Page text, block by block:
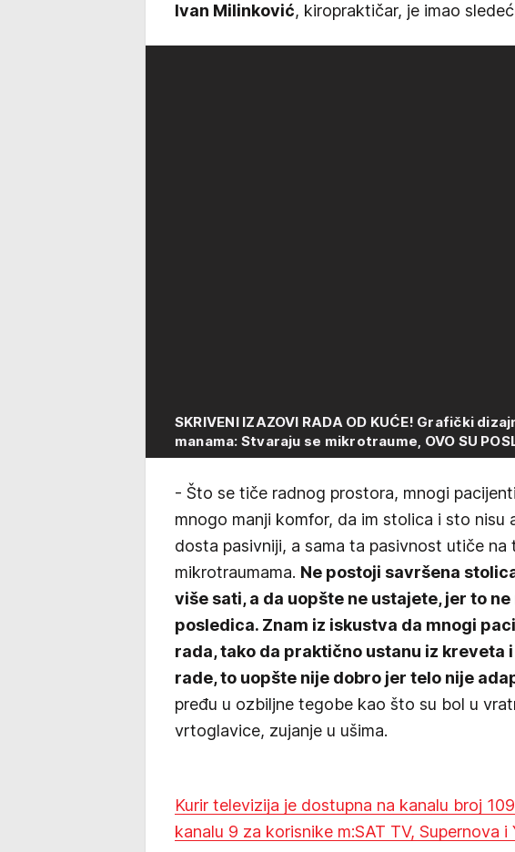
Ivan Milinković, kiropraktičar, je imao
SKRIVENI IZAZOVI RADA OD KUĆE! Grafički
manama: Stvaraju se mikrotraume, OVO SU
- Što se tiče radnog prostora, mnogi
mnogo manji komfor, da im stolica i sto nisu
dosta pasivniji, a sama ta pasivnost utiče
mikrotraumama. Ne postoji savršena
više sati, a da uopšte ne ustajete, jer to
posledica. Znam iz iskustva da mnogi
rada, tako da praktično ustanu iz kreveta
rade, to uopšte nije dobro jer telo nije
pređu u ozbiljne tegobe kao što su bol u
vrtoglavice, zujanje u ušima.
Kurir televizija je dostupna na kanalu broj
kanalu 9 za korisnike m:SAT TV, Supernova